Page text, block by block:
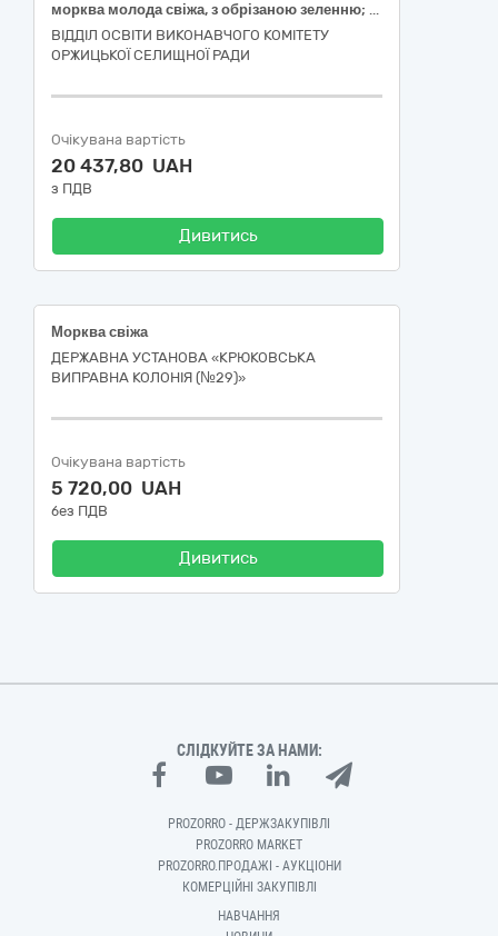
морква молода свіжа, з обрізаною зеленню; буряк столовий молодий з обрізаною зеленню; цибуля ріпчаста свіжа
ВІДДІЛ ОСВІТИ ВИКОНАВЧОГО КОМІТЕТУ
ОРЖИЦЬКОЇ СЕЛИЩНОЇ РАДИ
Очікувана вартість
20 437,80 UAH
з ПДВ
Дивитись
Морква свіжа
ДЕРЖАВНА УСТАНОВА «КРЮКОВСЬКА
ВИПРАВНА КОЛОНІЯ (№29)»
Очікувана вартість
5 720,00 UAH
без ПДВ
Дивитись
СЛІДКУЙТЕ ЗА НАМИ:
PROZORRO - ДЕРЖЗАКУПІВЛІ
PROZORRO MARKET
PROZORRO.ПРОДАЖІ - АУКЦІОНИ
КОМЕРЦІЙНІ ЗАКУПІВЛІ
НАВЧАННЯ